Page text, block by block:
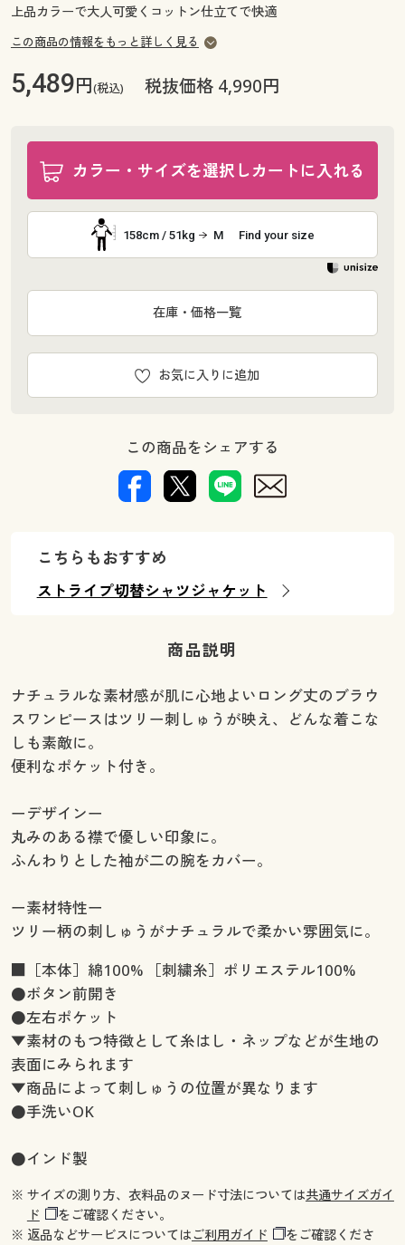
ご利用ガイド
よくある質問とお問い合わせ
よくある質問とお問い合わせ
上品カラーで大人可愛くコットン仕立てで快適
この商品の情報をもっと詳しく見る
5,489円(税込) 税抜価格 4,990円
カラー・サイズを選択しカートに入れる
158cm / 51kg M Find your size
お気に入りに追加
在庫・価格一覧
この商品をシェアする
こちらもおすすめ
ストライプ切替シャツジャケット
商品説明
ナチュラルな素材感が肌に心地よいロング丈のブラウ
スワンピースはツリー刺しゅうが映え、どんな着こな
しも素敵に。
便利なポケット付き。
ーデザインー
丸みのある襟で優しい印象に。
ふんわりとした袖が二の腕をカバー。
ー素材特性ー
ツリー柄の刺しゅうがナチュラルで柔かい雰囲気に。
■［本体］綿100% ［刺繍糸］ポリエステル100%
●ボタン前開き
●左右ポケット
▼素材のもつ特徴として糸はし・ネップなどが生地の
表面にみられます
▼商品によって刺しゅうの位置が異なります
●手洗いOK
●インド製
※ サイズの測り方、衣料品のヌード寸法については共通サイズガイ
ド
をご確認ください。
※ 返品などサービスについてはご利用ガイド
をご確認くださ